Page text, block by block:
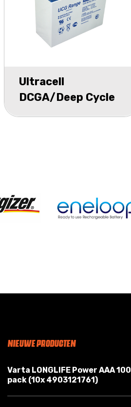
Ultracell
DCGA/Deep Cycle
NIEUWE PRODUCTEN
Varta LONGLIFE Power AAA 100
pack (10x 4903121761)